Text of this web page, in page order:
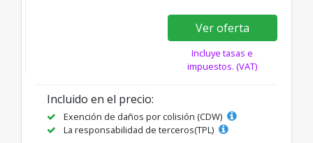
Ver oferta
Incluye tasas e
impuestos. (VAT)
Incluido en el precio:
Exención de daños por colisión (CDW)
La responsabilidad de terceros(TPL)